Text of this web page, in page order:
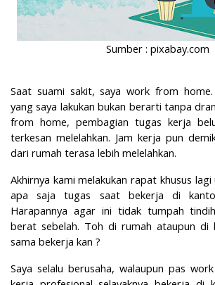
Sumber : pixabay.com
Saat suami sakit, saya work from
yang saya lakukan bukan berarti tanpa
from home, pembagian tugas kerja
terkesan melelahkan. Jam kerja pun
dari rumah terasa lebih melelahkan.
Akhirnya kami melakukan rapat khusus
apa saja tugas saat bekerja di
Harapannya agar ini tidak tumpah
berat sebelah. Toh di rumah ataupun di
sama bekerja kan ?
Saya selalu berusaha, walaupun pas